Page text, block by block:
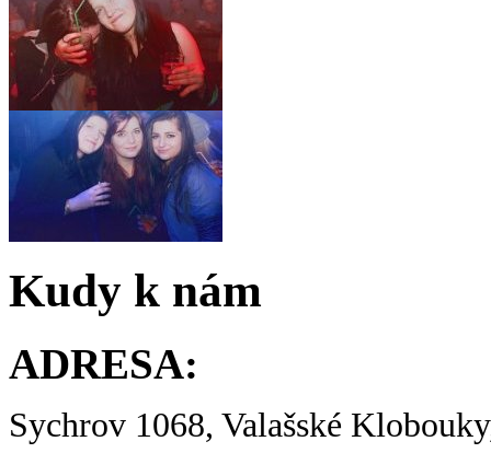
Kudy k nám
ADRESA:
Sychrov 1068, Valašské